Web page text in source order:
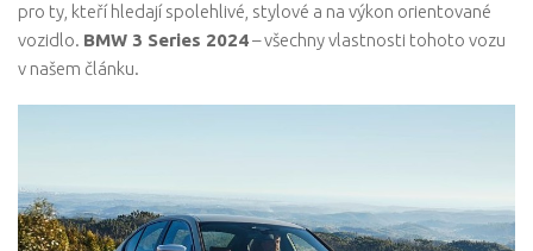
pro ty, kteří hledají spolehlivé, stylové a na výkon orientované
vozidlo. BMW 3 Series 2024– všechny vlastnosti tohoto vozu
v našem článku.